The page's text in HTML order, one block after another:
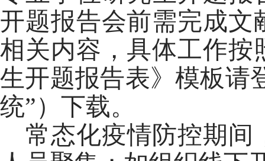
开题报告会前需完成
相关内容，具体工作按
生开题报告表》模板请
统”）下载。
常态化疫情防控期间